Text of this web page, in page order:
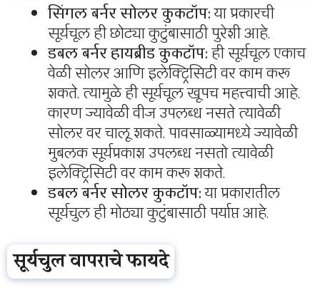
सिंगल बर्नर सोलर कुकटॉप:या प्रकारची
सूर्यचूल ही छोट्या कुटुंबासाठी पुरेशी आहे.
डबल बर्नर हायब्रीड कुकटॉप:ही सूर्यचूल एकाच
वेळी सोलर आणि इलेक्ट्रिसिटी वर काम करू
शकते. त्यामुळे ही सूर्यचूल खूपच महत्त्वाची आहे.
कारण ज्यावेळी वीज उपलब्ध नसते त्यावेळी
सोलर वर चालू शकते. पावसाळ्यामध्ये ज्यावेळी
मुबलक सूर्यप्रकाश उपलब्ध नसतो त्यावेळी
इलेक्ट्रिसिटी वर काम करू शकते.
डबल बर्नर सोलर कुकटॉप:या प्रकारातील
सूर्यचुल ही मोठ्या कुटुंबासाठी पर्याप्त आहे.
सूर्यचुल वापराचे फायदे